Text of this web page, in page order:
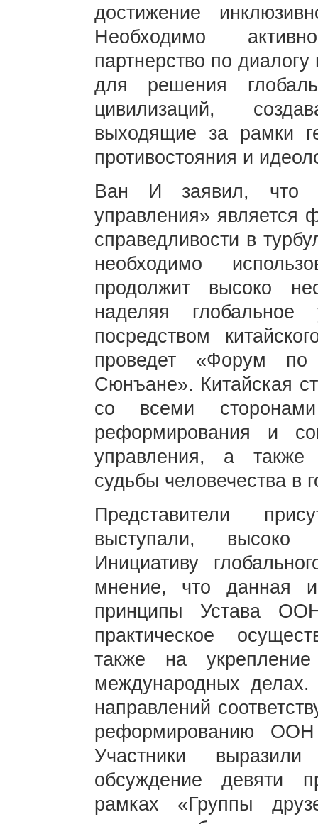
достижение
Необходимо
партнерство по
для решения
цивилизаций,
выходящие за рамки
противостояния и
Ван И заявил, что
управления» является
справедливости в
необходимо
продолжит высоко
наделяя глобальное
посредством
проведет «Форум по
Сюнъане». Китайская
со всеми
реформирования и
управления, а также
судьбы человечества
Представители
выступали,
Инициативу
мнение, что данная
принципы Устава
практическое
также на
международных
направлений
реформированию
Участники
обсуждение девяти
рамках «Группы